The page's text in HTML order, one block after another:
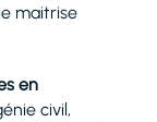
maitrise
en
civil,